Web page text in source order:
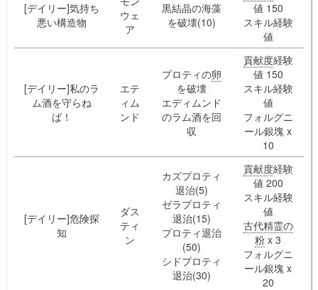
[デイリー]気持ち
悪い構造物
ウェ
ア
黒結晶の海藻
を破壊(10)
値 150
スキル経験
値
[デイリー]私のラ
ム酒を守らね
ば！
エテ
ィム
ンド
プロティの卵
を破壊
エディムンド
のラム酒を回
収
貢献度経験
値 150
スキル経験
値
フォルグニ
ール銀塊 x
10
[デイリー]危険探
知
ダス
ティ
ン
カズプロティ
退治(5)
ゼラプロティ
退治(15)
プロティ退治
(50)
シドプロティ
退治(30)
貢献度経験
値 200
スキル経験
値
古代精霊の
粉 x 3
フォルグニ
ール銀塊 x
20